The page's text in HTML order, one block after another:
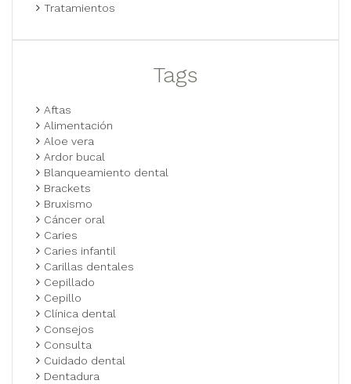
Tratamientos
Tags
Aftas
Alimentación
Aloe vera
Ardor bucal
Blanqueamiento dental
Brackets
Bruxismo
Cáncer oral
Caries
Caries infantil
Carillas dentales
Cepillado
Cepillo
Clínica dental
Consejos
Consulta
Cuidado dental
Dentadura